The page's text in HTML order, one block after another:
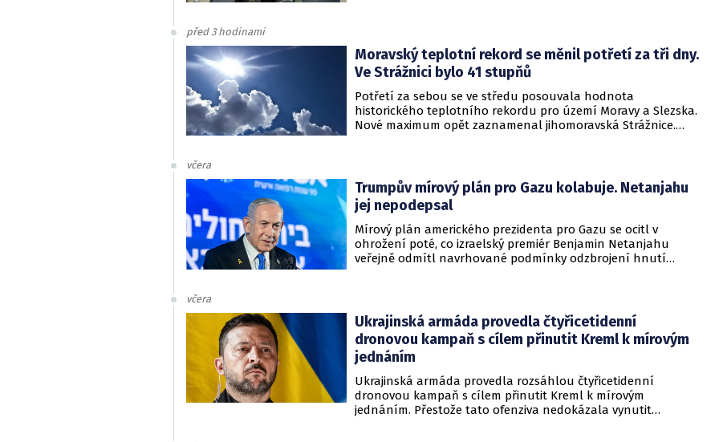
před 3 hodinami
Moravský teplotní rekord se měnil potřetí za tři dny.
Ve Strážnici bylo 41 stupňů
Potřetí za sebou se ve středu posouvala hodnota
historického teplotního rekordu pro území Moravy a Slezska.
Nové maximum opět zaznamenal jihomoravská Strážnice.
včera
Trumpův mírový plán pro Gazu kolabuje. Netanjahu
jej nepodepsal
Mírový plán amerického prezidenta pro Gazu se ocitl v
ohrožení poté, co izraelský premiér Benjamin Netanjahu
veřejně odmítl navrhované podmínky odzbrojení hnutí
včera
Ukrajinská armáda provedla čtyřicetidenní
dronovou kampaň s cílem přinutit Kreml k mírovým
jednáním
Ukrajinská armáda provedla rozsáhlou čtyřicetidenní
dronovou kampaň s cílem přinutit Kreml k mírovým
jednáním. Přestože tato ofenziva nedokázala vynutit